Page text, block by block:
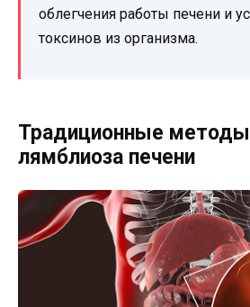
облегчения работы печени и
токсинов из организма.
Традиционные методы
лямблиоза печени